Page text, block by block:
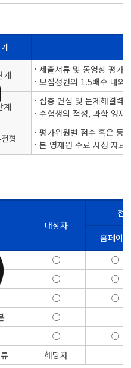
교육 전형방법을 구분, 단계, 내용으로 나눈 표
계
제출서류 및 동영상 평가
모집정원의 1.5배수 내외
계
심층 면접 및 문제해결력
수험생의 적성, 과학 영재
형
평가위원별 점수 혹은 등
본 영재원 수료 사정 자료
서류를 제출서류, 대상자, 전형별 제출서류
사항으로 나누어 정리한 표
대상자
전
홈페이지
○
○
○
○
○
○
○
○
○
해당자